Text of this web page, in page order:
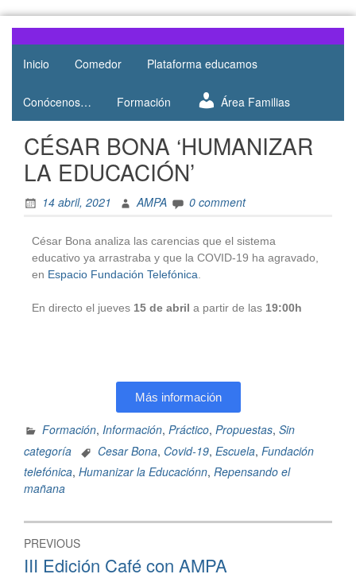
AMPA
Salesianos
Atocha
AMPA del
Colegio
de Atocha
Inicio Comedor Plataforma educamos
Conócenos… Formación Área Familias
CÉSAR BONA ‘HUMANIZAR
LA EDUCACIÓN’
14 abril, 2021 AMPA 0 comment
César Bona analiza las carencias que el sistema
educativo ya arrastraba y que la COVID-19 ha agravado,
en Espacio Fundación Telefónica
En directo el jueves 15 de abril a partir de las 19:00h
Más información
Formación, Información, Práctico, Propuestas, Sin
categoría
Cesar Bona, Covid-19, Escuela, Fundación
telefónica, Humanizar la Educaciónn, Repensando el
mañana
PREVIOUS
III Edición Café con AMPA